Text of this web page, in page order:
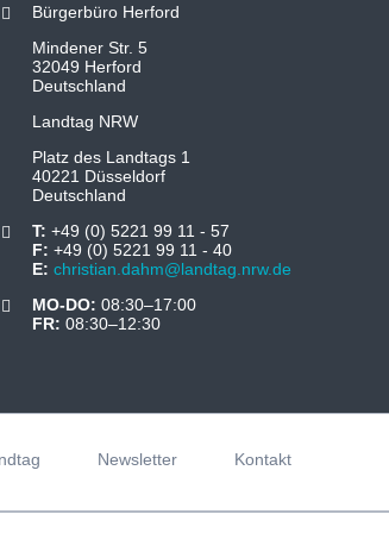
Bürgerbüro Herford
Mindener Str. 5
32049 Herford
Deutschland
Landtag NRW
Platz des Landtags 1
40221 Düsseldorf
Deutschland
T: +49 (0) 5221 99 11 - 57
F: +49 (0) 5221 99 11 - 40
E: christian.dahm@landtag.nrw.de
MO-DO: 08:30–17:00
FR: 08:30–12:30
Newsletter Kontakt